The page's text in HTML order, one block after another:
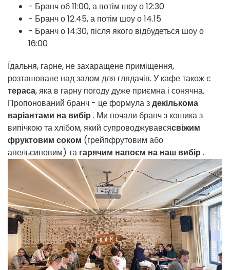
- Бранч об 11:00, а потім шоу о 12:30
- Бранч о 12.45, а потім шоу о 14.15
- Бранч о 14:30, після якого відбудеться шоу о
16:00
Їдальня, гарне, не захаращене приміщення,
розташоване над залом для глядачів. У кафе також є
тераса, яка в гарну погоду дуже приємна і сонячна.
Пропонований бранч - це формула здекількома
варіантами на вибір . Ми почали бранч з кошика з
випічкою та хлібом, який супроводжувавсясвіжим
фруктовим соком (грейпфрутовим або
апельсиновим) та гарячим напоєм на наш вибір .